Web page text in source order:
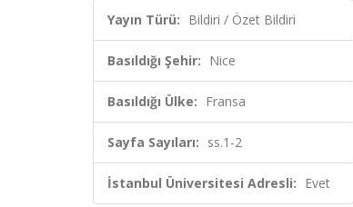
Yayın Türü: Bildiri / Özet Bildiri
Basıldığı Şehir: Nice
Basıldığı Ülke: Fransa
Sayfa Sayıları: ss.1-2
İstanbul Üniversitesi Adresli: Evet